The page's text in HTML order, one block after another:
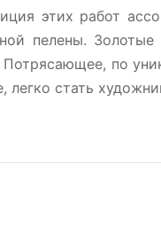
этих работ
пелены.
по
легко стать